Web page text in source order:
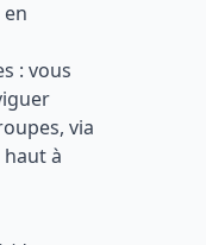
: vous
via
à